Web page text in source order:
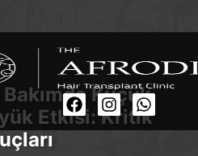
Bakımda Küçük
Etkisi: Kritik